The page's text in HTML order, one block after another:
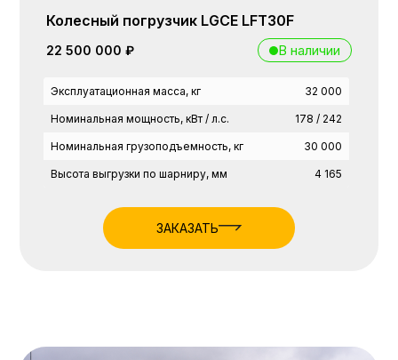
Колесный погрузчик LGCE LFT30F
22 500 000 ₽ В наличии
Эксплуатационная масса, кг 32 000
Номинальная мощность, кВт / л.с. 178 / 242
Номинальная грузоподъемность, кг 30 000
Высота выгрузки по шарниру, мм 4 165
ЗАКАЗАТЬ